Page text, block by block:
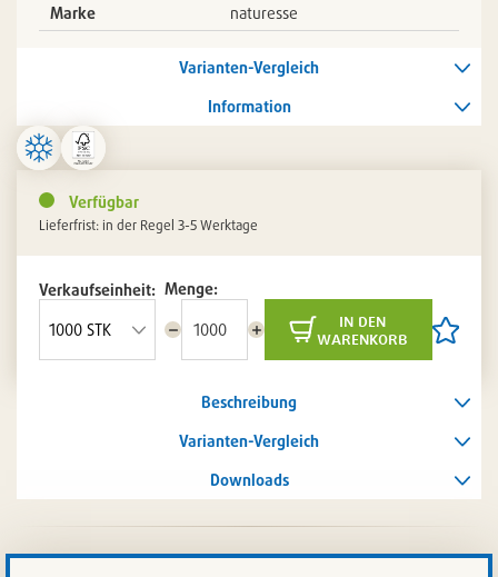
Marke
naturesse
Varianten-Vergleich
Information
Verfügbar
Lieferfrist: in der Regel 3-5 Werktage
Verkaufseinheit: Menge:
Menge
Menge
in den
warenkorb
Artikel
setzen
Beschreibung
Varianten-Vergleich
Downloads